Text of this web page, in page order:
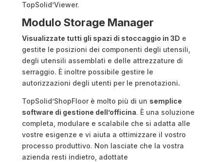
TopSolid’Viewer.
Modulo Storage Manager
Visualizzate tutti gli spazi di stoccaggio in 3D e
gestite le posizioni dei componenti degli utensili,
degli utensili assemblati e delle attrezzature di
serraggio. È inoltre possibile gestire le
autorizzazioni degli utenti per le prenotazioni.
TopSolid’ShopFloor è molto più di un semplice
software di gestione dell’officina. È una soluzione
completa, modulare e scalabile che si adatta alle
vostre esigenze e vi aiuta a ottimizzare il vostro
processo produttivo. Non lasciate che la vostra
azienda resti indietro, adottate